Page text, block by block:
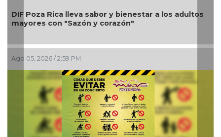
a los adultos
Una silla de ruedas, un nuevo apoyo
Alondra: Pedro Miguel y Sonia Marie
petición de familia
Ago 05, 2026 / 12:13 PM